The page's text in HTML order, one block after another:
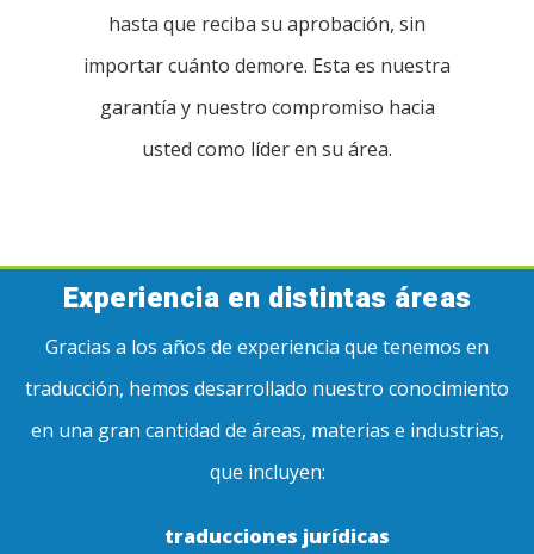
hasta que reciba su aprobación, sin
importar cuánto demore. Esta es nuestra
garantía y nuestro compromiso hacia
usted como líder en su área.
Experiencia en distintas áreas
Gracias a los años de experiencia que tenemos en
traducción, hemos desarrollado nuestro conocimiento
en una gran cantidad de áreas, materias e industrias,
que incluyen:
traducciones jurídicas